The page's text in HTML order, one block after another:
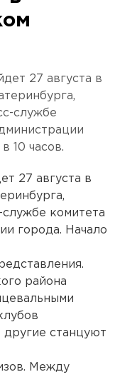
27 августа в
службе
10 часов.
27 августа в
комитета
города. Начало
района
станцуют
Между